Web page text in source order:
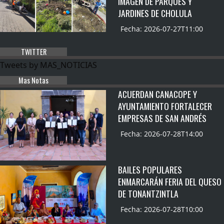
JARDINES DE CHOLULA
Fecha: 2026-07-27T11:00
TWITTER
Tweets by MAS_NOTICIAS
Mas Notas
ACUERDAN CANACOPE Y
AYUNTAMIENTO FORTALECER
EMPRESAS DE SAN ANDRÉS
Fecha: 2026-07-28T14:00
BAILES POPULARES
ENMARCARÁN FERIA DEL QUESO
DE TONANTZINTLA
Fecha: 2026-07-28T10:00